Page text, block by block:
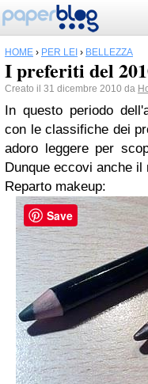
HOME › PER LEI › BELLEZZA
I preferiti del
Creato il 31 dicembre 2010 da
In questo periodo
con le classifiche dei
adoro leggere per
Dunque eccovi anche il
Reparto makeup:
Save